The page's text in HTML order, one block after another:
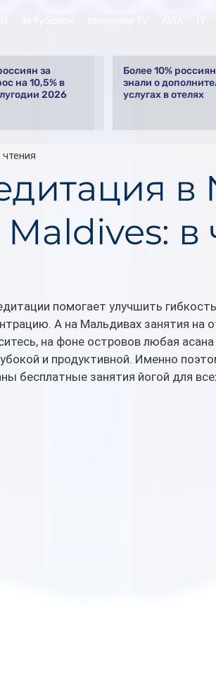
за
на 10,5% в
2026
Более 10%
знали о
услугах в отелях
в
в
чтения
помогает улучшить
А на Мальдивах занятия на
на фоне островов любая
и продуктивной. Именно
бесплатные занятия йогой для